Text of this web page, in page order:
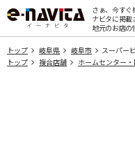
さぁ、今すぐ
ナビタに掲載
地元のお店の
トップ 岐阜県 岐阜市
スーパー
トップ
複合店舗 ホームセンター・